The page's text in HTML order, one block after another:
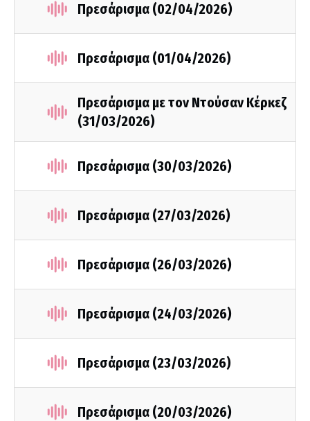
Πρεσάρισμα (02/04/2026)
Πρεσάρισμα (01/04/2026)
Πρεσάρισμα με τον Ντούσαν Κέρκεζ
(31/03/2026)
Πρεσάρισμα (30/03/2026)
Πρεσάρισμα (27/03/2026)
Πρεσάρισμα (26/03/2026)
Πρεσάρισμα (24/03/2026)
Πρεσάρισμα (23/03/2026)
Πρεσάρισμα (20/03/2026)